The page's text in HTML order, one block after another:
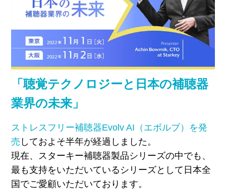
「聴覚テクノロジーと日本の補聴器
業界の未来」
ストレスフリー補聴器Evolv AI（エボルブ）を発
売 しておよそ半年が経過しました。
現在、スターキー補聴器製品シリーズの中でも、
最も支持をいただいているシリーズとして日本全
国でご愛顧いただいております。